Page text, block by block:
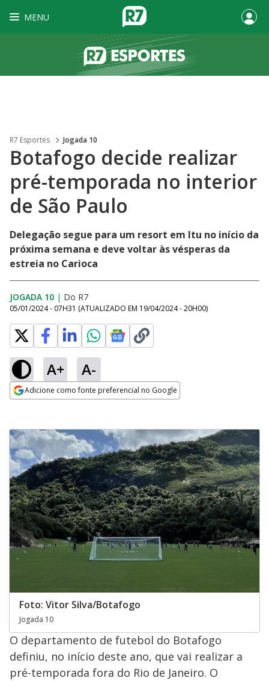
MENU
R7 Esportes Jogada 10
Botafogo decide realizar
pré-temporada no interior
de São Paulo
Delegação segue para um resort em Itu no início da
próxima semana e deve voltar às vésperas da
estreia no Carioca
JOGADA 10 | Do R7
05/01/2024 - 07H31 (ATUALIZADO EM 19/04/2024 - 20H00)
A+ A-
Adicione como fonte preferencial no Google
Foto: Vitor Silva/Botafogo
Jogada 10
O departamento de futebol do Botafogo
definiu, no início deste ano, que vai realizar a
pré-temporada fora do Rio de Janeiro. O